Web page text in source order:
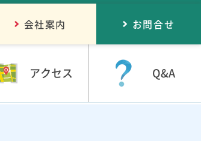
アクセス Q&A
会社案内 お問合せ